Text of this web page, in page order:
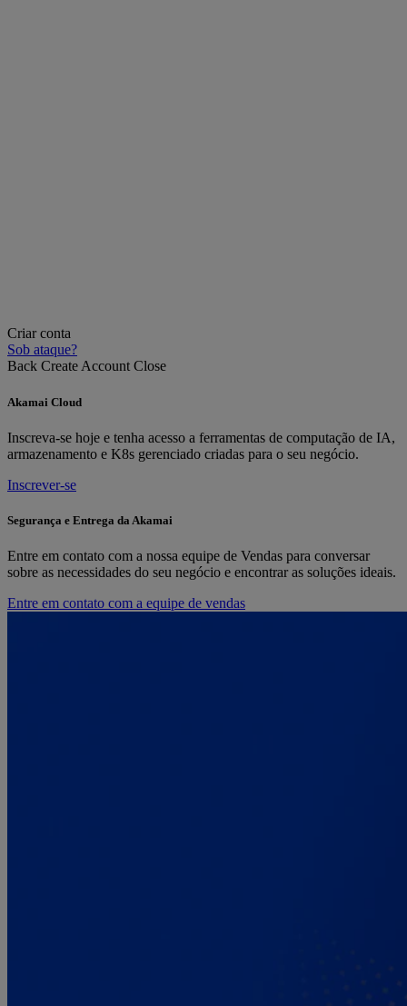
Criar conta
Sob ataque?
Back Create Account Close
Akamai Cloud
Inscreva-se hoje e tenha acesso a ferramentas de computação de IA,
armazenamento e K8s gerenciado criadas para o seu negócio.
Inscrever-se
Segurança e Entrega da Akamai
Entre em contato com a nossa equipe de Vendas para conversar
sobre as necessidades do seu negócio e encontrar as soluções ideais.
Entre em contato com a equipe de vendas